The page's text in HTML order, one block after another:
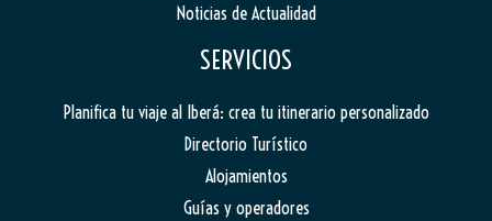
Noticias de Actualidad
SERVICIOS
Planifica tu viaje al Iberá: crea tu itinerario personalizado
Directorio Turístico
Alojamientos
Guías y operadores